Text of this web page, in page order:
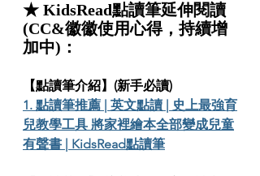
★ KidsRead點讀筆延伸閱讀
(CC&徽徽使用心得，持續增
加中)：
【點讀筆介紹】(新手必讀)
1. 點讀筆推薦 | 英文點讀 | 史上最強育
兒教學工具 將家裡繪本全部變成兒童
有聲書 | KidsRead點讀筆